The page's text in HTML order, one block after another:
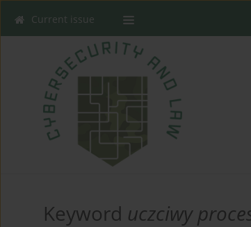
Current issue
Keyword uczciwy